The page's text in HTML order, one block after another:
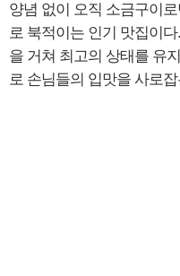
양념 없이 오직 소금구이
로 북적이는 인기 맛집이
을 거쳐 최고의 상태를 유
로 손님들의 입맛을 사로